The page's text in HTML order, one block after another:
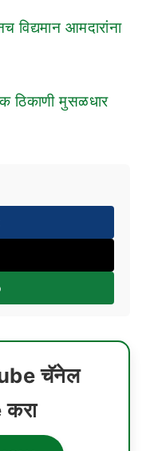
विद्यमान आमदारांना
ठिकाणी मुसळधार
चॅनेल